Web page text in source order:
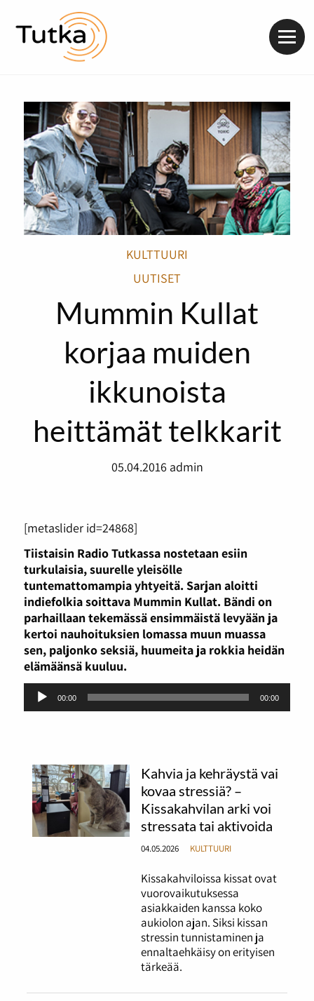
KULTTUURI
UUTISET
Mummin Kullat
korjaa muiden
ikkunoista
heittämät telkkarit
05.04.2016 admin
[metaslider id=24868]
Tiistaisin Radio Tutkassa nostetaan esiin
turkulaisia, suurelle yleisölle
tuntemattomampia yhtyeitä. Sarjan aloitti
indiefolkia soittava Mummin Kullat. Bändi on
parhaillaan tekemässä ensimmäistä levyään ja
kertoi nauhoituksien lomassa muun muassa
sen, paljonko seksiä, huumeita ja rokkia heidän
elämäänsä kuuluu.
Äänitoistin
00:00 00:00
Kahvia ja kehräystä vai
kovaa stressiä? –
Kissakahvilan arki voi
stressata tai aktivoida
04.05.2026 KULTTUURI
Kissakahviloissa kissat ovat
vuorovaikutuksessa
asiakkaiden kanssa koko
aukiolon ajan. Siksi kissan
stressin tunnistaminen ja
ennaltaehkäisy on erityisen
tärkeää.